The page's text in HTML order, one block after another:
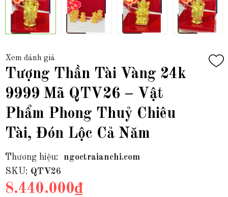
Xem đánh giá
Tượng Thần Tài Vàng 24k
9999 Mã QTV26 – Vật
Phẩm Phong Thuỷ Chiêu
Tài, Đón Lộc Cả Năm
Thương hiệu:
ngoctraianchi.com
SKU: QTV26
8.440.000₫